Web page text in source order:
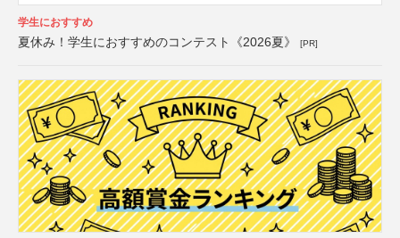
学生におすすめ
夏休み！学生におすすめのコンテスト《2026夏》 [PR]